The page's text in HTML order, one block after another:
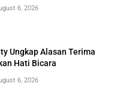
6, 2026
Ungkap Alasan Terima
Hati Bicara
6, 2026